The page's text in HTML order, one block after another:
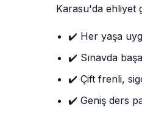
Karasu'da ehliyet
✔️ Her yaşa
✔️ Sınavda
✔️ Çift frenli,
✔️ Geniş ders